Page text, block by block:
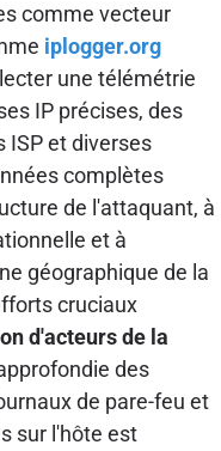
comme vecteur
iplogger.org
une télémétrie
IP précises, des
ISP et diverses
complètes
de l'attaquant, à
et à
géographique de la
cruciaux
d'acteurs de la
des
de pare-feu et
sur l'hôte est